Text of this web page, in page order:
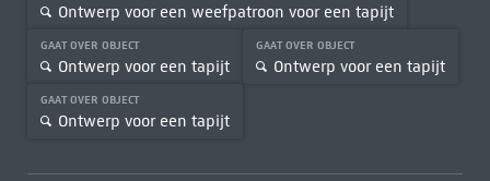
Ontwerp voor een weefpatroon voor een tapijt
GAAT OVER OBJECT
Ontwerp voor een tapijt
GAAT OVER OBJECT
Ontwerp voor een tapijt
GAAT OVER OBJECT
Ontwerp voor een tapijt